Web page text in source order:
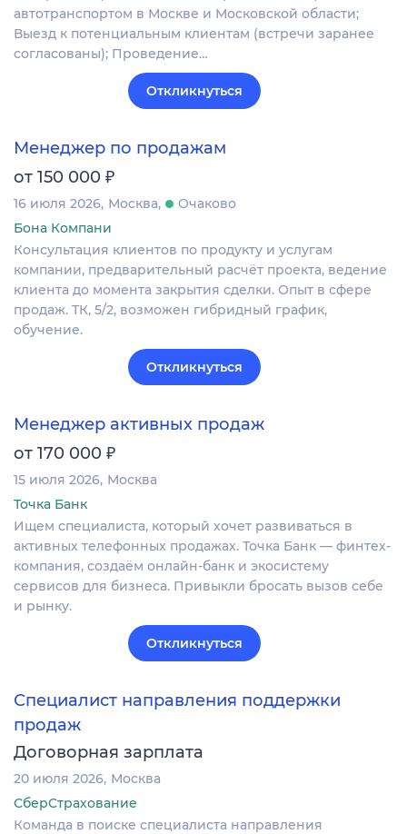
автотранспортом в Москве и Московской области;
Выезд к потенциальным клиентам (встречи заранее
согласованы); Проведение…
Откликнуться
Менеджер по продажам
от 150 000 ₽
16 июля 2026 Москва
Очаково
Бона Компани
Консультация клиентов по продукту и услугам
компании, предварительный расчёт проекта, ведение
клиента до момента закрытия сделки. Опыт в сфере
продаж. ТК, 5/2, возможен гибридный график,
обучение.
Откликнуться
Менеджер активных продаж
от 170 000 ₽
15 июля 2026 Москва
Точка Банк
Ищем специалиста, который хочет развиваться в
активных телефонных продажах. Точка Банк — финтех-
компания, создаём онлайн-банк и экосистему
сервисов для бизнеса. Привыкли бросать вызов себе
и рынку.
Откликнуться
Специалист направления поддержки
продаж
Договорная зарплата
20 июля 2026 Москва
СберСтрахование
Команда в поиске специалиста направления